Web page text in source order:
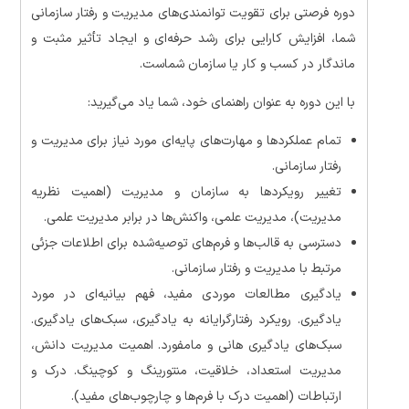
دوره فرصتی برای تقویت توانمندی‌های مدیریت و رفتار سازمانی
شما، افزایش کارایی برای رشد حرفه‌ای و ایجاد تأثیر مثبت و
ماندگار در کسب و کار یا سازمان شماست.
با این دوره به عنوان راهنمای خود، شما یاد می‌گیرید:
تمام عملکردها و مهارت‌های پایه‌ای مورد نیاز برای مدیریت و
رفتار سازمانی.
تغییر رویکردها به سازمان و مدیریت (اهمیت نظریه
مدیریت)، مدیریت علمی، واکنش‌ها در برابر مدیریت علمی.
دسترسی به قالب‌ها و فرم‌های توصیه‌شده برای اطلاعات جزئی
مرتبط با مدیریت و رفتار سازمانی.
یادگیری مطالعات موردی مفید، فهم بیانیه‌ای در مورد
یادگیری. رویکرد رفتارگرایانه به یادگیری، سبک‌های یادگیری.
سبک‌های یادگیری هانی و مامفورد. اهمیت مدیریت دانش،
مدیریت استعداد، خلاقیت، منتورینگ و کوچینگ. درک و
ارتباطات (اهمیت درک با فرم‌ها و چارچوب‌های مفید).